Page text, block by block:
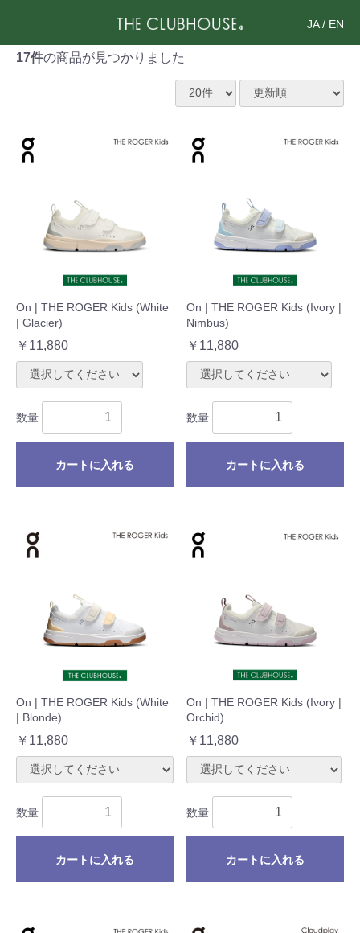
JA/ EN
17件の商品が見つかりました
On | THE ROGER Kids (White
| Glacier)
￥11,880
数量
カートに入れる
On | THE ROGER Kids (Ivory |
Nimbus)
￥11,880
数量
カートに入れる
On | THE ROGER Kids (White
| Blonde)
￥11,880
数量
カートに入れる
On | THE ROGER Kids (Ivory |
Orchid)
￥11,880
数量
カートに入れる